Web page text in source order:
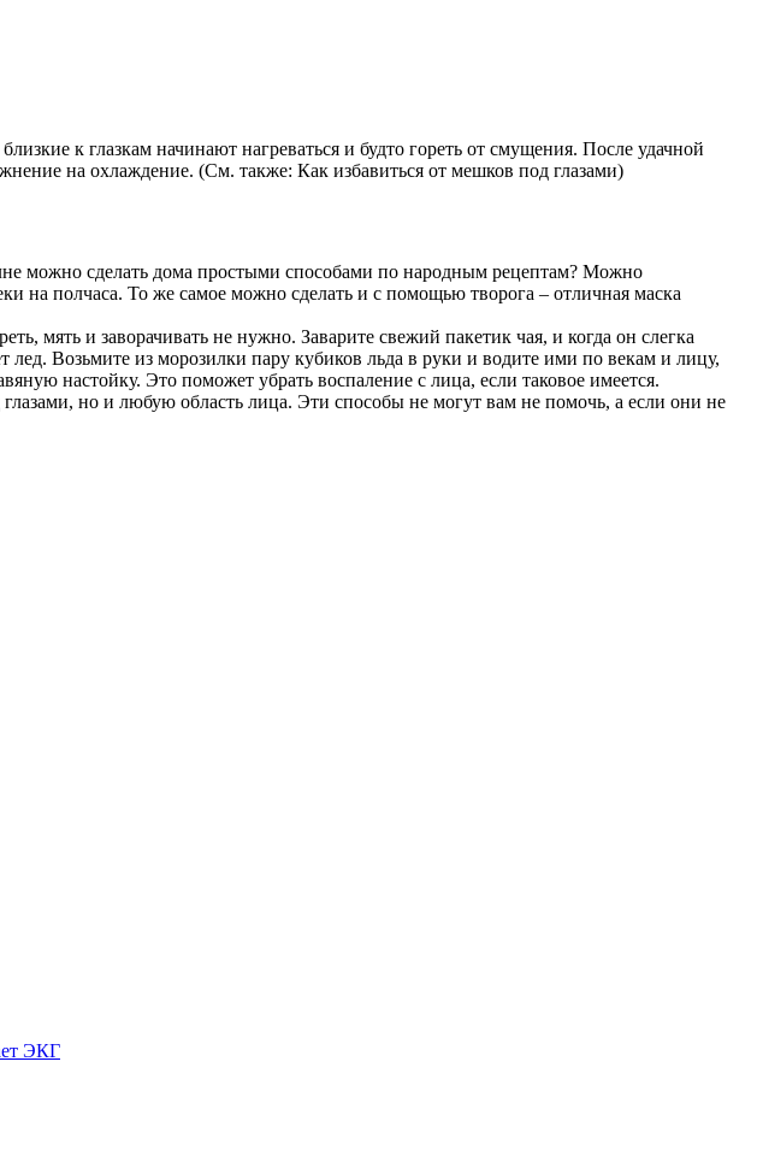
к глазкам начинают нагреваться и будто гореть от смущения. После удачной
на охлаждение. (См. также: Как избавиться от мешков под глазами)
можно сделать дома простыми способами по народным рецептам? Можно
на полчаса. То же самое можно сделать и с помощью творога – отличная маска
мять и заворачивать не нужно. Заварите свежий пакетик чая, и когда он слегка
Возьмите из морозилки пару кубиков льда в руки и водите ими по векам и лицу,
настойку. Это поможет убрать воспаление с лица, если таковое имеется.
но и любую область лица. Эти способы не могут вам не помочь, а если они не
ЭКГ